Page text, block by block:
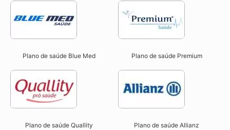
Plano de saúde Blue Med Plano de saúde Premium
Plano de saúde Quallity Plano de saúde Allianz